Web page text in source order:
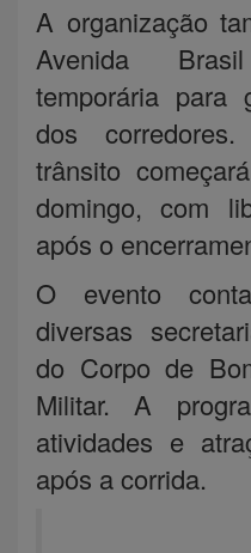
A organização
Avenida
temporária para
dos
trânsito
domingo, com
após o
O evento
diversas
do Corpo de
Militar. A
atividades e
após a corrida.